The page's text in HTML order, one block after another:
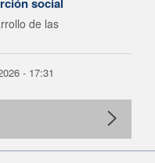
de las
- 17:31